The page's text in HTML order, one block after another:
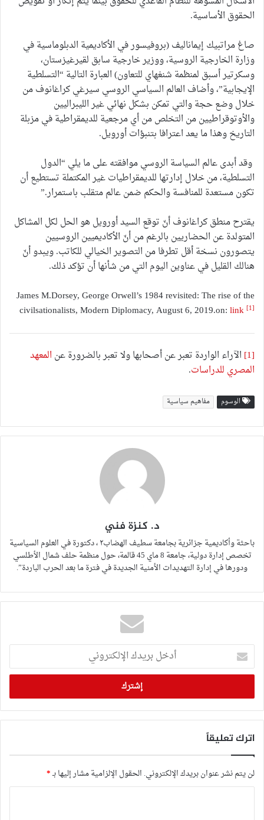
الحقوق الأساسية.
صاغ مراتبيك إيماناليف (بروفيسور في الأكاديمية الدبلوماسية في
وزارة الخارجية الروسية، ووزير خارجية سابق لقيرغيزستان،
وسكرتير أسبق لمنظمة شنغهاي للتعاون) العبارة التالية “التسلطية
الإيجابية”، وأضاف العالم السياسي الروسي سيرغي كراغانوف من
خلال وضع حجة والتي تمكن بشكل نهائي غير الليبراليين
والأوتوقراطيين من التخلص من أي مرجعية للديمقراطية في مزبلة
التاريخ وهذا ما يعد اعترافا بتنبؤات أورويل.
وقد أبدى عالم السياسة الروسي موافقته على ما يلي “الدول
التسلطية، من خلال إدارتها للديمقراطيات غير المكتملة تستطيع أن
تكون مستعدة للمنافسة والحكم ضمن عالم متقلب باستمرار.”
يقترح منطق كراغانوف أنّ توقع السيد أورويل هو الحل لكل المشاكل
المتولدة عن الحضاريين بالرغم من أنّ الأكاديميين الروسيين
يتصورون نسخة أقل تطرفا من التصوير الخيالي للكاتب. ويبدو أنّ
هنالك القليل في عناوين اليوم التي من شأنها أن تؤكد ذلك.
James M.Dorsey, George Orwell’s 1984 revisited: The rise of the
civilsationalists, Modern Diplomacy, August 6, 2019.on:link[1]
[1] الآراء الواردة تعبر عن أصحابها ولا تعبر بالضرورة عن المعهد
المصري للدراسات.
الوسوم مفاهيم سياسية
د. كنزة فني
باحثة وأكاديمية جزائرية بجامعة سطيف الهضاب٢ ، دكتورة في العلوم السياسية
تخصص إدارة دولية، جامعة 8 ماي 45 قالمة، حول منظمة حلف شمال الأطلسي
ودورها في إدارة التهديدات الأمنية الجديدة في فترة ما بعد الحرب الباردة”.
أدخل
بريدك
الإلكتروني
اترك تعليقاً
لن يتم نشر عنوان بريدك الإلكتروني. الحقول الإلزامية مشار إليها بـ*